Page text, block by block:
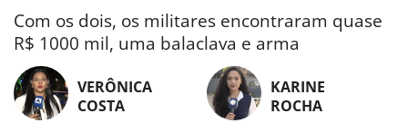
Com os dois, os militares encontraram quase
R$ 1000 mil, uma balaclava e arma
VERÔNICA
COSTA
KARINE
ROCHA